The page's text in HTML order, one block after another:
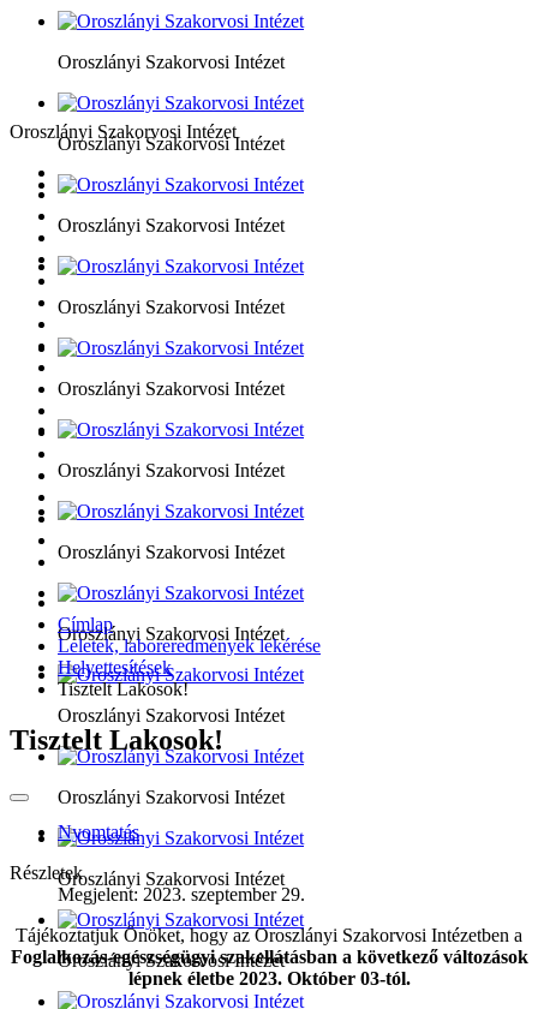
Oroszlányi Szakorvosi Intézet
Oroszlányi Szakorvosi Intézet
Oroszlányi Szakorvosi Intézet
Oroszlányi Szakorvosi Intézet
Oroszlányi Szakorvosi Intézet
Oroszlányi Szakorvosi Intézet
Oroszlányi Szakorvosi Intézet
Oroszlányi Szakorvosi Intézet
Oroszlányi Szakorvosi Intézet
Oroszlányi Szakorvosi Intézet
Oroszlányi Szakorvosi Intézet
Oroszlányi Szakorvosi Intézet
Oroszlányi Szakorvosi Intézet
Címlap
Leletek, laboreredmények lekérése
Helyettesítések
Tisztelt Lakosok!
Tisztelt Lakosok!
Nyomtatás
Részletek
Megjelent: 2023. szeptember 29.
Tájékoztatjuk Önöket, hogy az Oroszlányi Szakorvosi Intézetben a
Foglalkozás-egészségügyi szakellátásban a következő változások
lépnek életbe 2023. Október 03-tól.